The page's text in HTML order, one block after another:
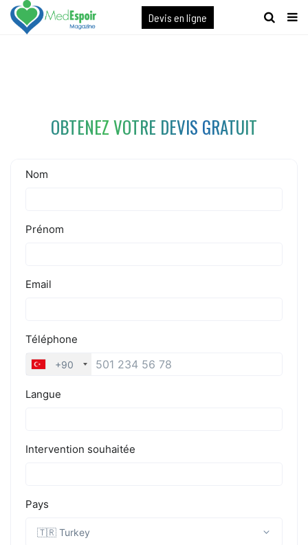
[maxbutton name="devis express"]
Devis en ligne
OBTENEZ VOTRE DEVIS GRATUIT